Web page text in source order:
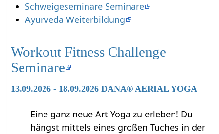
Schweigeseminare Seminare
Ayurveda Weiterbildung
Workout Fitness Challenge
Seminare
13.09.2026 - 18.09.2026 DANA® AERIAL YOGA
Eine ganz neue Art Yoga zu erleben! Du
hängst mittels eines großen Tuches in der